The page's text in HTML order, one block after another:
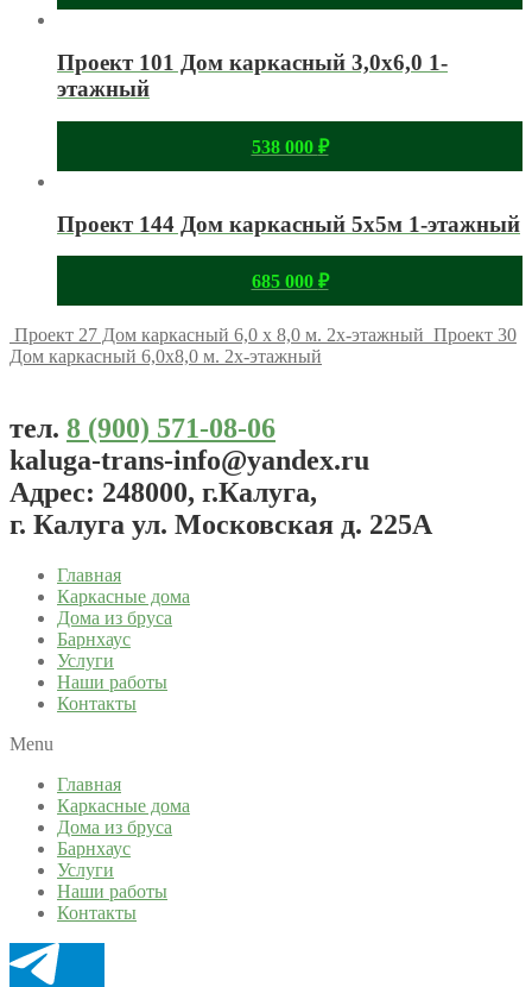
Проект 101 Дом каркасный 3,0х6,0 1-
этажный
538 000 ₽
Проект 144 Дом каркасный 5х5м 1-этажный
685 000 ₽
Проект 27 Дом каркасный 6,0 х 8,0 м. 2х-этажный Проект 30
Дом каркасный 6,0х8,0 м. 2х-этажный
тел. 8 (900) 571-08-06
kaluga-trans-info@yandex.ru
Адрес: 248000, г.Калуга,
г. Калуга ул. Московская д. 225А
Главная
Каркасные дома
Дома из бруса
Барнхаус
Услуги
Наши работы
Контакты
Menu
Главная
Каркасные дома
Дома из бруса
Барнхаус
Услуги
Наши работы
Контакты